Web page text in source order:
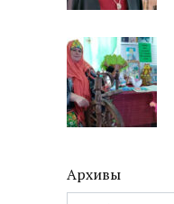
Архивы